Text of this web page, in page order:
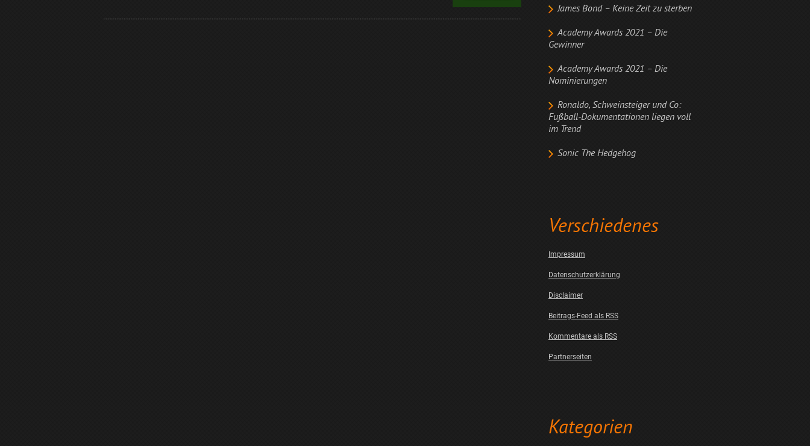
James Bond – Keine Zeit zu sterben
Academy Awards 2021 – Die
Gewinner
Academy Awards 2021 – Die
Nominierungen
Ronaldo, Schweinsteiger und Co:
Fußball-Dokumentationen liegen voll
im Trend
Sonic The Hedgehog
Verschiedenes
Impressum
Datenschutzerklärung
Disclaimer
Beitrags-Feed als RSS
Kommentare als RSS
Partnerseiten
Kategorien